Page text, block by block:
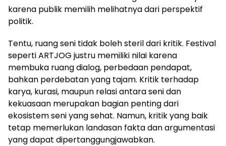
karena publik memilih melihatnya dari perspektif
politik.
Tentu, ruang seni tidak boleh steril dari kritik. Festival
seperti ARTJOG justru memiliki nilai karena
membuka ruang dialog, perbedaan pendapat,
bahkan perdebatan yang tajam. Kritik terhadap
karya, kurasi, maupun relasi antara seni dan
kekuasaan merupakan bagian penting dari
ekosistem seni yang sehat. Namun, kritik yang baik
tetap memerlukan landasan fakta dan argumentasi
yang dapat dipertanggungjawabkan.